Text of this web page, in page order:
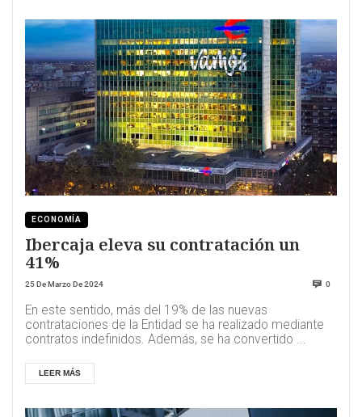
ECONOMÍA
Ibercaja eleva su contratación un
41%
25 De Marzo De 2024 0
En este sentido, más del 19% de las nuevas
contrataciones de la Entidad se ha realizado mediante
contratos indefinidos. Además, se ha convertido ...
LEER MÁS